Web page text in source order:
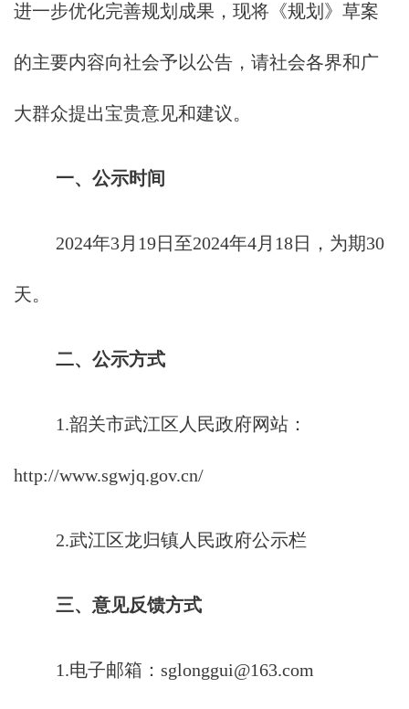
进一步优化完善规划成果，现将《规划》草案
的主要内容向社会予以公告，请社会各界和广
大群众提出宝贵意见和建议。
一、公示时间
2024年3月19日至2024年4月18日，为期30
天。
二、公示方式
1.韶关市武江区人民政府网站：
http://www.sgwjq.gov.cn/
2.武江区龙归镇人民政府公示栏
三、意见反馈方式
1.电子邮箱：sglonggui@163.com